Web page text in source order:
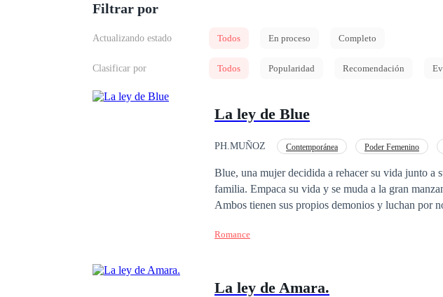
Filtrar por
Actualizando estado Todos En proceso Completo
Clasificar por Todos Popularidad Recomendación
La ley de Blue
PH.MUÑOZ Contemporánea Poder Femenino
Blue, una mujer decidida a rehacer su vida junto a
familia. Empaca su vida y se muda a la gran manzana donde conoce a su jefe, el monumental Adam Scott.
Ambos tienen sus propios demonios y luchan por
o preferirán
Romance
La ley de Amara.